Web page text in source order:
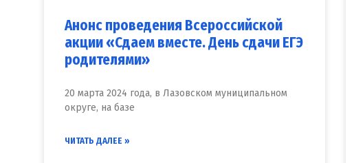
Анонс проведения Всероссийской
акции «Сдаем вместе. День сдачи ЕГЭ
родителями»
20 марта 2024 года, в Лазовском муниципальном
округе, на базе
ЧИТАТЬ ДАЛЕЕ »